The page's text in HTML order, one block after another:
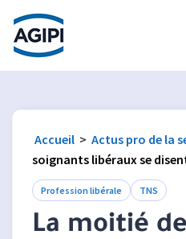
Accès au menu
Accès au contenu principal
Accueil > Actus pro de la
soignants libéraux se
Profession libérale TNS
La moitié